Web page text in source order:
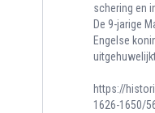
schering en
De 9-jarige
Engelse
https://
1626-1650/